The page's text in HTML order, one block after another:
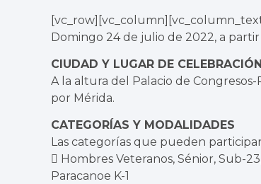
Domingo 24 de julio de 2022, a partir
CIUDAD Y LUGAR DE CELEBRACIÓN
A la altura del Palacio de
por Mérida.
CATEGORÍAS Y MODALIDADES
Las categorías que pueden
 Hombres Veteranos, Sénior, Sub-
Paracanoe K-1